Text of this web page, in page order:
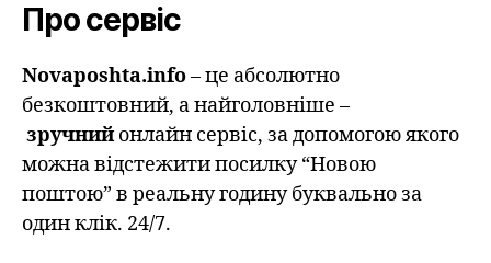
Про сервіс
Novaposhta.info– це абсолютно
безкоштовний, а найголовніше –
зручнийонлайн сервіс, за допомогою якого
можна відстежити посилку “Новою
поштою” в реальну годину буквально за
один клік. 24/7.